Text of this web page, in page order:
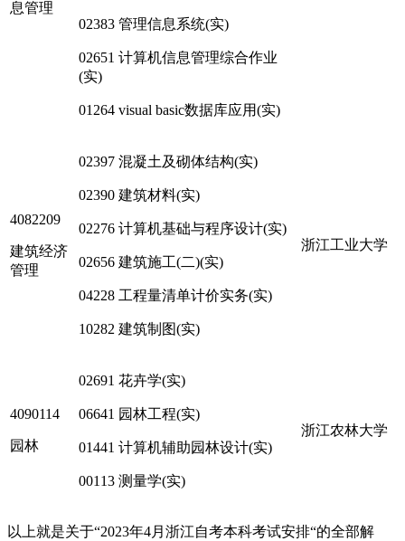
息管理
02383 管理信息系统(实)
02651 计算机信息管理综合作业
(实)
01264 visual basic数据库应用(实)
4082209
建筑经济
管理
02397 混凝土及砌体结构(实)
02390 建筑材料(实)
02276 计算机基础与程序设计(实)
02656 建筑施工(二)(实)
04228 工程量清单计价实务(实)
10282 建筑制图(实)
浙江工业大学
4090114
园林
02691 花卉学(实)
06641 园林工程(实)
01441 计算机辅助园林设计(实)
00113 测量学(实)
浙江农林大学
以上就是关于“2023年4月浙江自考本科考试安排“的全部解